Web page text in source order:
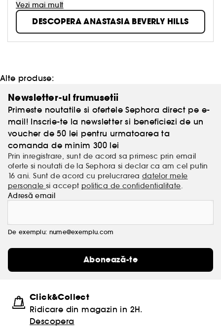
este cunoscuta pentru formulele sale pentru
definirea sprancenelor, conturarea ochilor si pentru
paletele create pentru modelarea si evidentierea
trasaturilor fetei.
Vezi mai mult
DESCOPERA ANASTASIA BEVERLY HILLS
Alte produse:
Newsletter-ul frumusetii
Primeste noutatile si ofertele Sephora direct pe e-
mail! Inscrie-te la newsletter si beneficiezi de un
voucher de 50 lei pentru urmatoarea ta
comanda de minim 300 lei
Prin inregistrare, sunt de acord sa primesc prin email
oferte si noutati de la Sephora si declar ca am cel putin
16 ani. Sunt de acord cu prelucrarea datelor mele
personalesi accept politica de confidentialitate.
Adresă email
De exemplu: nume@exemplu.com
Abonează-te
Click&Collect
Ridicare din magazin in 2H.
Descopera